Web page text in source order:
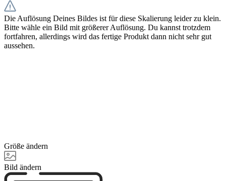
Die Auflösung Deines Bildes ist für diese Skalierung leider zu klein.
Bitte wähle ein Bild mit größerer Auflösung. Du kannst trotzdem
fortfahren, allerdings wird das fertige Produkt dann nicht sehr gut
aussehen.
Größe ändern
Bild ändern